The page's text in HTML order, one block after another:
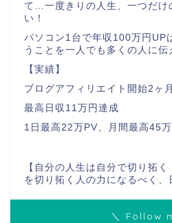
て…一度きりの人生、一つだけ
い！
パソコン1台で年収100万円UP
うことを一人でも多くの人に伝
【実績】
ブログアフィリエイト開始2ヶ
最高日収11万円達成
1日最高22万PV、月間最高45
【自分の人生は自分で切り拓
を切り拓く人の力になるべく、
＼ Follow